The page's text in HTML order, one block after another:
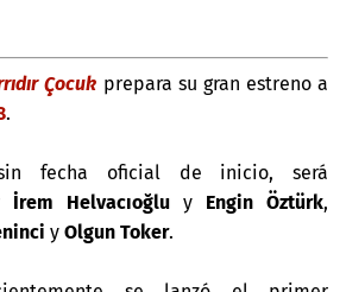
Çocuk prepara su gran estreno a
.
fecha oficial de inicio, será
İrem Helvacıoğlu y Engin Öztürk,
y Olgun Toker.